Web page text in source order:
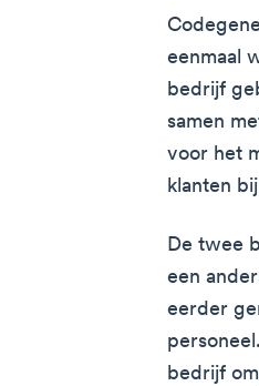
eenmaal
bedrijf
samen
voor het
klanten
De twee
een
eerder
bedrijf